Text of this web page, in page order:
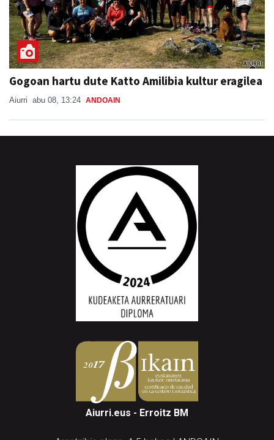
Gogoan hartu dute Katto Amilibia kultur eragilea
Aiurri abu 08, 13:24 ANDOAIN
Aiurri.eus - Erroitz BM